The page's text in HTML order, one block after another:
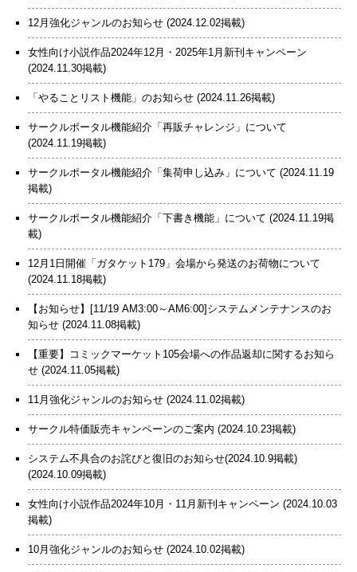
12月強化ジャンルのお知らせ (2024.12.02掲載)
女性向け小説作品2024年12月・2025年1月新刊キャンペーン
(2024.11.30掲載)
「やることリスト機能」のお知らせ (2024.11.26掲載)
サークルポータル機能紹介「再販チャレンジ」について
(2024.11.19掲載)
サークルポータル機能紹介「集荷申し込み」について (2024.11.19
掲載)
サークルポータル機能紹介「下書き機能」について (2024.11.19掲
載)
12月1日開催「ガタケット179」会場から発送のお荷物について
(2024.11.18掲載)
【お知らせ】[11/19 AM3:00～AM6:00]システムメンテナンスのお
知らせ (2024.11.08掲載)
【重要】コミックマーケット105会場への作品返却に関するお知ら
せ (2024.11.05掲載)
11月強化ジャンルのお知らせ (2024.11.02掲載)
サークル特価販売キャンペーンのご案内 (2024.10.23掲載)
システム不具合のお詫びと復旧のお知らせ(2024.10.9掲載)
(2024.10.09掲載)
女性向け小説作品2024年10月・11月新刊キャンペーン (2024.10.03
掲載)
10月強化ジャンルのお知らせ (2024.10.02掲載)